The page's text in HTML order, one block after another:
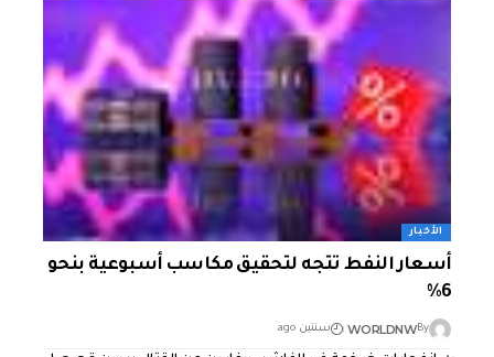
الأخبار
أسعار النفط تتجه لتحقيق مكاسب أسبوعية بنحو
6%
By
WORLDNW سنتين ago